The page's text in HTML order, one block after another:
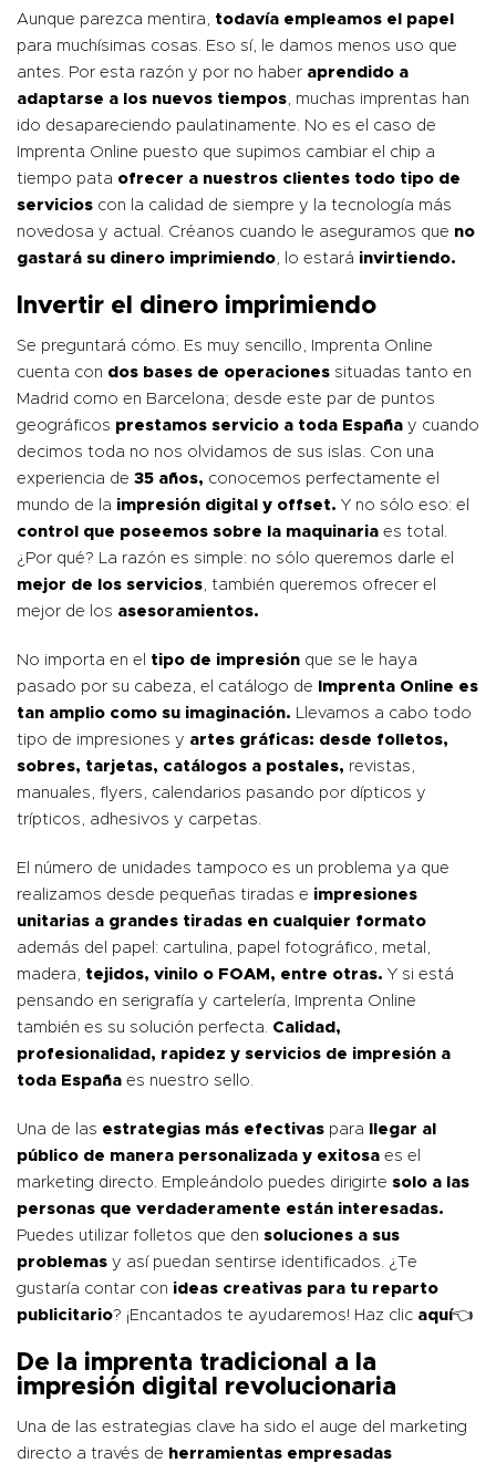
Aunque parezca mentira, todavía empleamos el papel
para muchísimas cosas. Eso sí, le damos menos uso que
antes. Por esta razón y por no haber aprendido a
adaptarse a los nuevos tiempos, muchas imprentas han
ido desapareciendo paulatinamente. No es el caso de
Imprenta Online puesto que supimos cambiar el chip a
tiempo pata ofrecer a nuestros clientes todo tipo de
servicios con la calidad de siempre y la tecnología más
novedosa y actual. Créanos cuando le aseguramos que no
gastará su dinero imprimiendo, lo estará invirtiendo.
Invertir el dinero imprimiendo
Se preguntará cómo. Es muy sencillo, Imprenta Online
cuenta con dos bases de operaciones situadas tanto en
Madrid como en Barcelona; desde este par de puntos
geográficos prestamos servicio a toda España y cuando
decimos toda no nos olvidamos de sus islas. Con una
experiencia de 35 años, conocemos perfectamente el
mundo de la impresión digital y offset. Y no sólo eso: el
control que poseemos sobre la maquinaria es total.
¿Por qué? La razón es simple: no sólo queremos darle el
mejor de los servicios, también queremos ofrecer el
mejor de los asesoramientos.
No importa en el tipo de impresión que se le haya
pasado por su cabeza, el catálogo de Imprenta Online es
tan amplio como su imaginación. Llevamos a cabo todo
tipo de impresiones y artes gráficas: desde folletos,
sobres, tarjetas, catálogos a postales, revistas,
manuales, flyers, calendarios pasando por dípticos y
trípticos, adhesivos y carpetas.
El número de unidades tampoco es un problema ya que
realizamos desde pequeñas tiradas e impresiones
unitarias a grandes tiradas en cualquier formato
además del papel: cartulina, papel fotográfico, metal,
madera, tejidos, vinilo o FOAM, entre otras. Y si está
pensando en serigrafía y cartelería, Imprenta Online
también es su solución perfecta. Calidad,
profesionalidad, rapidez y servicios de impresión a
toda España es nuestro sello.
Una de las estrategias más efectivas para
llegar al
público de manera personalizada y exitosa es el
marketing directo. Empleándolo puedes dirigirte solo a las
personas que verdaderamente están interesadas.
Puedes utilizar folletos que den soluciones a sus
problemas y así puedan sentirse identificados. ¿Te
gustaría contar con ideas creativas para tu reparto
publicitario? ¡Encantados te ayudaremos! Haz clic aquí👈
De la imprenta tradicional a la
impresión digital revolucionaria
Una de las estrategias clave ha sido el auge del marketing
directo a través de herramientas empresadas